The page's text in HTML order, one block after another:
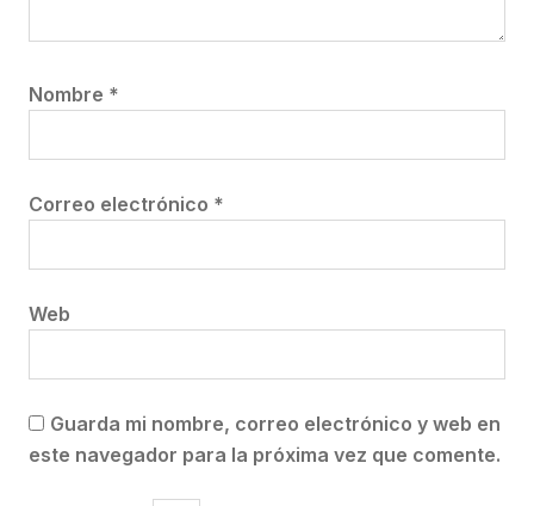
Nombre *
Correo electrónico *
Web
Guarda mi nombre, correo electrónico y web en
este navegador para la próxima vez que comente.